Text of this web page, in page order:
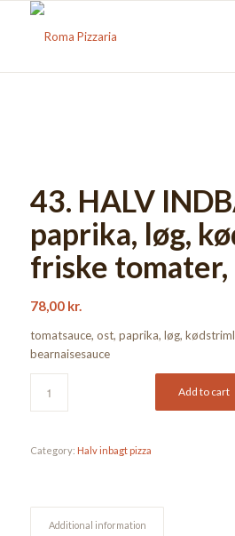
43. HALV
paprika, løg,
friske tomater,
78,00 kr.
tomatsauce, ost, paprika, løg,
bearnaisesauce
Add to cart
Category: Halv inbagt pizza
Additional information